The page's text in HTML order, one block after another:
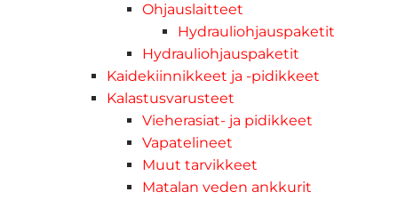
Ohjauslaitteet
Hydrauliohjauspaketit
Hydrauliohjauspaketit
Kaidekiinnikkeet ja -pidikkeet
Kalastusvarusteet
Vieherasiat- ja pidikkeet
Vapatelineet
Muut tarvikkeet
Matalan veden ankkurit